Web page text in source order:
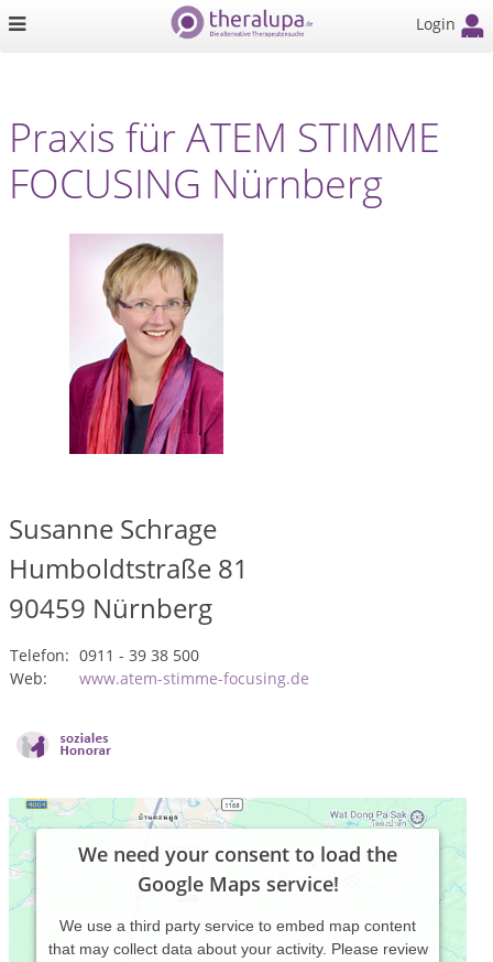
Login
Praxis für ATEM STIMME
FOCUSING Nürnberg
Susanne Schrage
Humboldtstraße 81
90459 Nürnberg
Telefon: 0911 - 39 38 500
Web:
www.atem-stimme-focusing.de
We need your consent to load the
Google Maps service!
We use a third party service to embed map content
that may collect data about your activity. Please review